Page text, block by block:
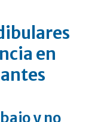
en
y no